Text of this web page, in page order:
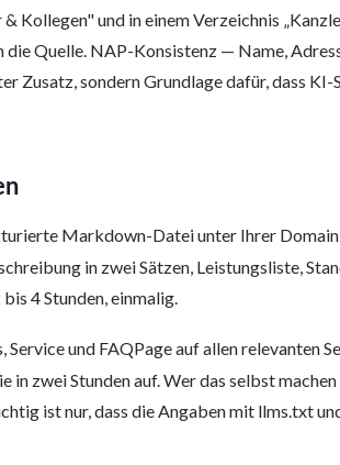
Kollegen" und in einem Verzeichnis
Quelle. NAP-Konsistenz — Name,
Zusatz, sondern Grundlage dafür, dass KI-
Markdown-Datei unter Ihrer
in zwei Sätzen, Leistungsliste,
4 Stunden, einmalig.
Service und FAQPage auf allen relevanten
zwei Stunden auf. Wer das selbst
ist nur, dass die Angaben mit llms.txt